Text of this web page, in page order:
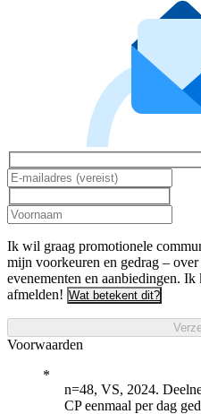
Ik wil graag promotionele
mijn voorkeuren en gedrag –
evenementen en aanbiedingen.
afmelden! Wat betekent dit?
Voorwaarden
n=48, VS, 2024.
CP eenmaal per dag